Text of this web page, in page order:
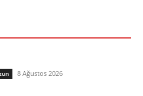
8 Ağustos 2026